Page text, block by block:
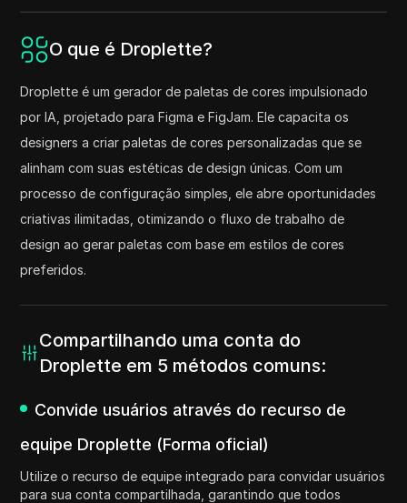
O que é Droplette?
Droplette é um gerador de paletas de cores impulsionado
por IA, projetado para Figma e FigJam. Ele capacita os
designers a criar paletas de cores personalizadas que se
alinham com suas estéticas de design únicas. Com um
processo de configuração simples, ele abre oportunidades
criativas ilimitadas, otimizando o fluxo de trabalho de
design ao gerar paletas com base em estilos de cores
preferidos.
Compartilhando uma conta do
Droplette em 5 métodos comuns:
Convide usuários através do recurso de
equipe Droplette (Forma oficial)
Utilize o recurso de equipe integrado para convidar usuários
para sua conta compartilhada, garantindo que todos